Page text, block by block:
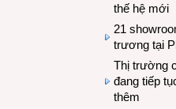
thế hệ mới
21
trương tại
Thị trường
đang tiếp
thêm